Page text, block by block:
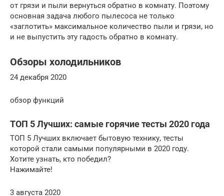
от грязи и пыли вернуться обратно в комнату. Поэтому
основная задача любого пылесоса не только
«заглотить» максимальное количество пыли и грязи, но
и не выпустить эту гадость обратно в комнату.
Обзоры холодильников
24 декабря 2020
обзор функций
ТОП 5 Лучших: самые горячие тесты 2020 года
ТОП 5 Лучших включает бытовую технику, тесты
которой стали самыми популярными в 2020 году.
Хотите узнать, кто победил?
Нажимайте!
3 августа 2020